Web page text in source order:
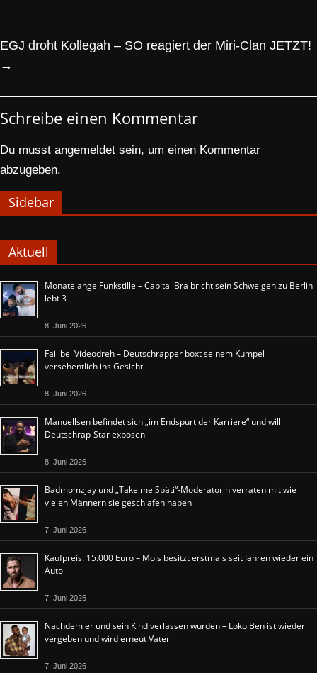
EGJ droht Kollegah – SO reagiert der Miri-Clan JETZT!
→
Schreibe einen Kommentar
Du musst angemeldet sein, um einen Kommentar
abzugeben.
Sidebar
Aktuell
Monatelange Funkstille – Capital Bra bricht sein Schweigen zu Berlin
lebt 3
8. Juni 2026
Fail bei Videodreh – Deutschrapper boxt seinem Kumpel
versehentlich ins Gesicht
8. Juni 2026
Manuellsen befindet sich „im Endspurt der Karriere“ und will
Deutschrap-Star exposen
8. Juni 2026
Badmomzjay und „Take me Späti“-Moderatorin verraten mit wie
vielen Männern sie geschlafen haben
7. Juni 2026
Kaufpreis: 15.000 Euro – Mois besitzt erstmals seit Jahren wieder ein
Auto
7. Juni 2026
Nachdem er und sein Kind verlassen wurden – Loko Ben ist wieder
vergeben und wird erneut Vater
7. Juni 2026